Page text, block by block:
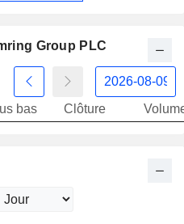
Group PLC
bas Clôture